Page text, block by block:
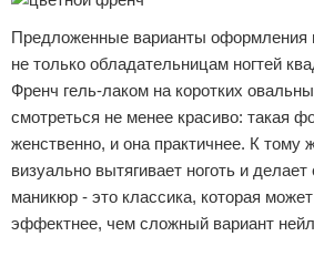
Предложенные варианты оформления
не только обладательницам ногтей
Френч гель-лаком на коротких
смотреться не менее красиво: такая
женственно, и она практичнее. К тому
визуально вытягивает ноготь и
маникюр - это классика, которая
эффектнее, чем сложный вариант